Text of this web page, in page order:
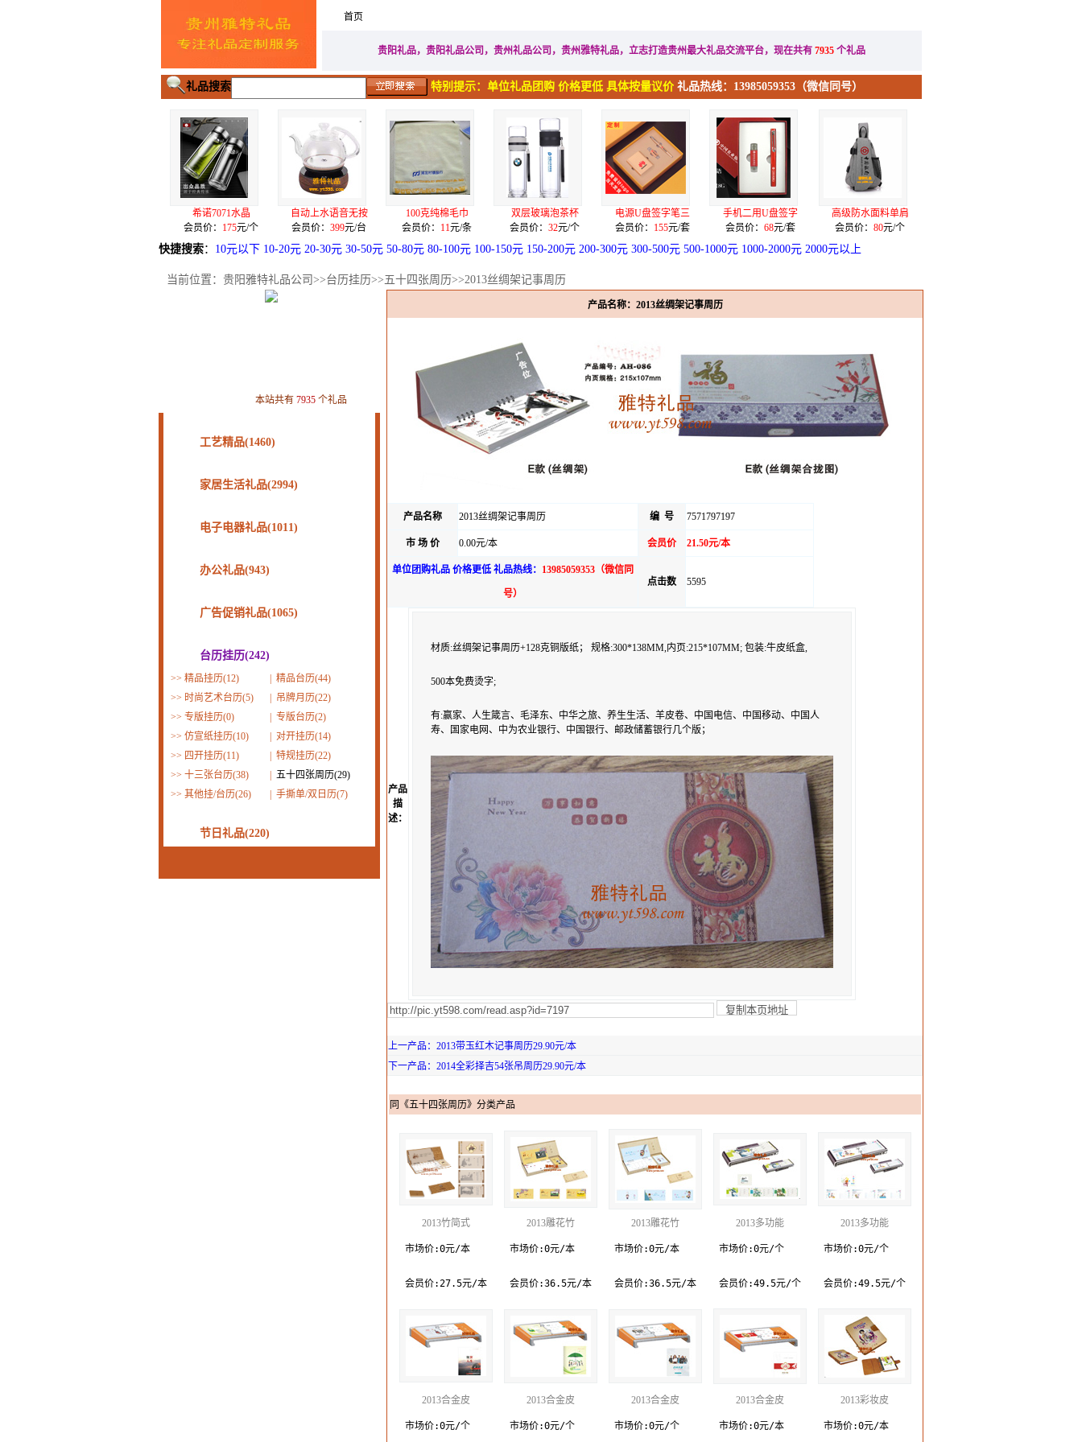
首页
贵阳礼品，贵阳礼品公司，贵州礼品公司，贵州雅特礼品，立志打造贵州最大礼品交流平台，现在共有 7935 个礼品
礼品搜索 特别提示：单位礼品团购 价格更低 具体按量议价 礼品热线：13985059353（微信同号）
自动上水语音无按
会员价：399元/台
100克纯棉毛巾
会员价：11元/条
双层玻璃泡茶杯
会员价：32元/个
电源U盘签字笔三
会员价：155元/套
手机二用U盘签字
会员价：68元/套
高级防水面料单肩
会员价：80元/个
一级骨质瓷奔驰定
会员价：128元/套
快捷搜索： 10元以下 10-20元 20-30元 30-50元 50-80元 80-100元 100-150元 150-200元 200-300元 300-500元 500-1000元 1000-2000元 2000元以上
当前位置： 贵阳雅特礼品公司 >>台历挂历>>五十四张周历>>2013丝绸架记事周历
产品名称：2013丝绸架记事周历
产品名称 2013丝绸架记事周历 编 号 7571797197
市 场 价 0.00元/本 会员价 21.50元/本
单位团购礼品 价格更低 礼品热线： 13985059353（微信同
号）
点击数 5595
产品
描
述：
材质:丝绸架记事周历+128克铜版纸； 规格:300*138MM,内页:215*107MM; 包装:牛皮纸盒,
500本免费烫字;
有:赢家、人生箴言、毛泽东、中华之旅、养生生活、羊皮卷、中国电信、中国移动、中国人
寿、国家电网、中为农业银行、中国银行、邮政储蓄银行几个版；
上一产品：2013带玉红木记事周历29.90元/本
下一产品：2014全彩择吉54张吊周历29.90元/本
同《五十四张周历》分类产品
2013竹简式
市场价:0元/本
会员价:27.5元/本
2013雕花竹
市场价:0元/本
会员价:36.5元/本
2013雕花竹
市场价:0元/本
会员价:36.5元/本
2013多功能
市场价:0元/个
会员价:49.5元/个
2013多功能
市场价:0元/个
会员价:49.5元/个
2013合金皮
市场价:0元/个
2013合金皮
市场价:0元/个
2013合金皮
市场价:0元/个
2013合金皮
市场价:0元/本
2013彩妆皮
市场价:0元/本
本站共有 7935 个礼品
工艺精品(1460)
家居生活礼品(2994)
电子电器礼品(1011)
办公礼品(943)
广告促销礼品(1065)
台历挂历(242)
>> 精品挂历(12)
精品台历(44)
>> 时尚艺术台历(5)
吊牌月历(22)
>> 专版挂历(0)
专版台历(2)
>> 仿宣纸挂历(10)
对开挂历(14)
>> 四开挂历(11)
特规挂历(22)
>> 十三张台历(38)
五十四张周历(29)
>> 其他挂/台历(26) 手撕单/双日历(7)
节日礼品(220)